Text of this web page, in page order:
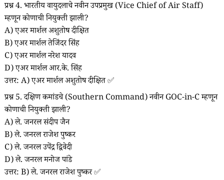
प्रश्न 4. भारतीय वायुदलाचे नवीन उपप्रमुख (Vice Chief of Air Staff)
म्हणून कोणाची नियुक्ती झाली?
A) एअर मार्शल अशुतोष दीक्षित
B) एअर मार्शल तेजिंदर सिंह
C) एअर मार्शल नरेश यादव
D) एअर मार्शल आर.के. सिंह
उत्तर: A) एअर मार्शल अशुतोष दीक्षित ✅
प्रश्न 5. दक्षिण कमांडचे (Southern Command) नवीन GOC-in-C म्हणून
कोणाची नियुक्ती झाली?
A) ले. जनरल संदीप जैन
B) ले. जनरल राजेश पुष्कर
C) ले. जनरल उपेंद्र द्विवेदी
D) ले. जनरल मनोज पांडे
उत्तर: B) ले. जनरल राजेश पुष्कर ✅